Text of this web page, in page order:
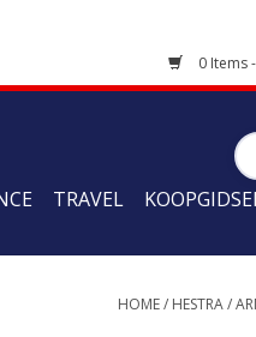
0 Items
TRAVEL
HOME/ HESTRA/